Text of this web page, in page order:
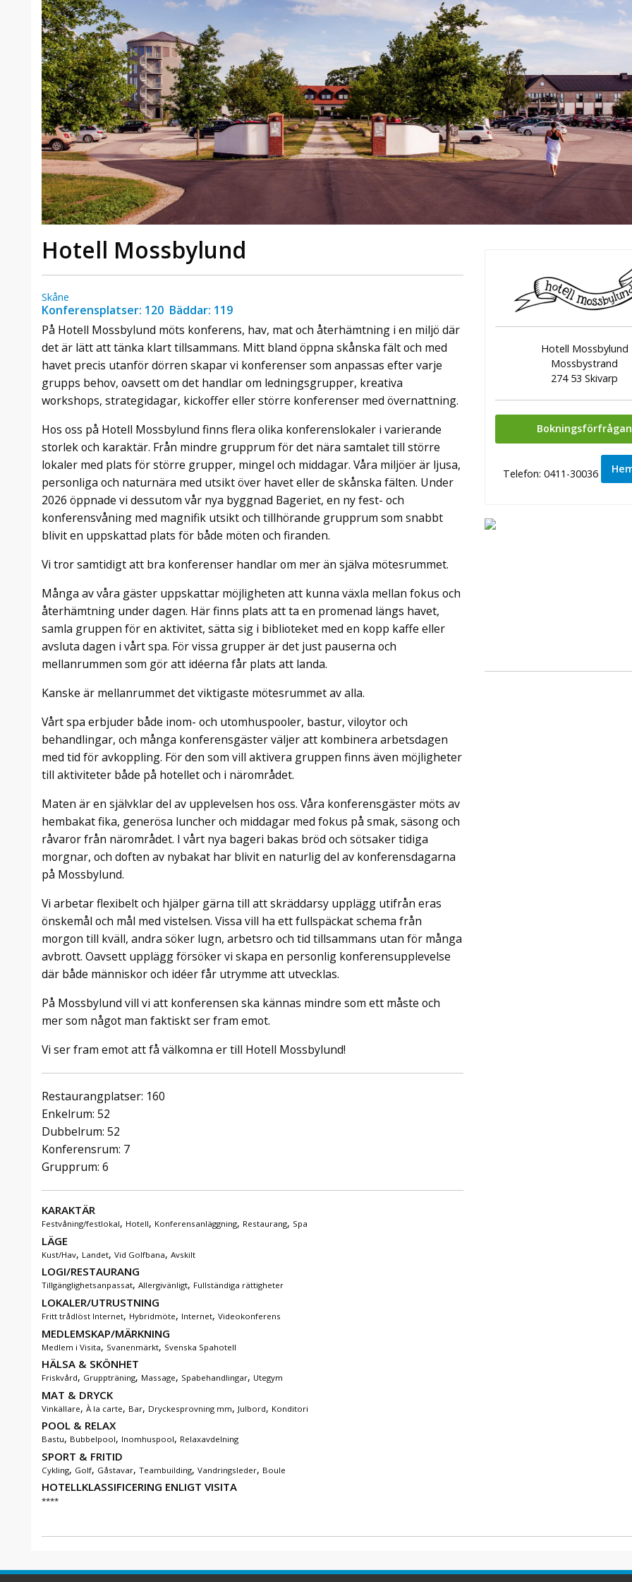
Hotell Mossbylund
Skåne
Konferensplatser: 120 Bäddar: 119
På Hotell Mossbylund möts konferens, hav, mat och återhämtning i en miljö där
det är lätt att tänka klart tillsammans. Mitt bland öppna skånska fält och med
havet precis utanför dörren skapar vi konferenser som anpassas efter varje
grupps behov, oavsett om det handlar om ledningsgrupper, kreativa
workshops, strategidagar, kickoffer eller större konferenser med övernattning.
Hos oss på Hotell Mossbylund finns flera olika konferenslokaler i varierande
storlek och karaktär. Från mindre grupprum för det nära samtalet till större
lokaler med plats för större grupper, mingel och middagar. Våra miljöer är ljusa,
personliga och naturnära med utsikt över havet eller de skånska fälten. Under
2026 öppnade vi dessutom vår nya byggnad Bageriet, en ny fest- och
konferensvåning med magnifik utsikt och tillhörande grupprum som snabbt
blivit en uppskattad plats för både möten och firanden.
Vi tror samtidigt att bra konferenser handlar om mer än själva mötesrummet.
Många av våra gäster uppskattar möjligheten att kunna växla mellan fokus och
återhämtning under dagen. Här finns plats att ta en promenad längs havet,
samla gruppen för en aktivitet, sätta sig i biblioteket med en kopp kaffe eller
avsluta dagen i vårt spa. För vissa grupper är det just pauserna och
mellanrummen som gör att idéerna får plats att landa.
Kanske är mellanrummet det viktigaste mötesrummet av alla.
Vårt spa erbjuder både inom- och utomhuspooler, bastur, viloytor och
behandlingar, och många konferensgäster väljer att kombinera arbetsdagen
med tid för avkoppling. För den som vill aktivera gruppen finns även möjligheter
till aktiviteter både på hotellet och i närområdet.
Maten är en självklar del av upplevelsen hos oss. Våra konferensgäster möts av
hembakat fika, generösa luncher och middagar med fokus på smak, säsong och
råvaror från närområdet. I vårt nya bageri bakas bröd och sötsaker tidiga
morgnar, och doften av nybakat har blivit en naturlig del av konferensdagarna
på Mossbylund.
Vi arbetar flexibelt och hjälper gärna till att skräddarsy upplägg utifrån eras
önskemål och mål med vistelsen. Vissa vill ha ett fullspäckat schema från
morgon till kväll, andra söker lugn, arbetsro och tid tillsammans utan för många
avbrott. Oavsett upplägg försöker vi skapa en personlig konferensupplevelse
där både människor och idéer får utrymme att utvecklas.
På Mossbylund vill vi att konferensen ska kännas mindre som ett måste och
mer som något man faktiskt ser fram emot.
Vi ser fram emot att få välkomna er till Hotell Mossbylund!
Restaurangplatser: 160
Enkelrum: 52
Dubbelrum: 52
Konferensrum: 7
Grupprum: 6
KARAKTÄR
Festvåning/festlokal, Hotell, Konferensanläggning, Restaurang, Spa
LÄGE
Kust/Hav, Landet, Vid Golfbana, Avskilt
LOGI/RESTAURANG
Tillgänglighetsanpassat, Allergivänligt, Fullständiga rättigheter
LOKALER/UTRUSTNING
Fritt trådlöst Internet, Hybridmöte, Internet, Videokonferens
MEDLEMSKAP/MÄRKNING
Medlem i Visita, Svanenmärkt, Svenska Spahotell
HÄLSA & SKÖNHET
Friskvård, Gruppträning, Massage, Spabehandlingar, Utegym
MAT & DRYCK
Vinkällare, À la carte, Bar, Dryckesprovning mm, Julbord, Konditori
POOL & RELAX
Bastu, Bubbelpool, Inomhuspool, Relaxavdelning
SPORT & FRITID
Cykling, Golf, Gåstavar, Teambuilding, Vandringsleder, Boule
HOTELLKLASSIFICERING ENLIGT VISITA
****
Hotell Mossbylund
Mossbystrand
274 53 Skivarp
Bokningsförfrågan
Telefon: 0411-30036